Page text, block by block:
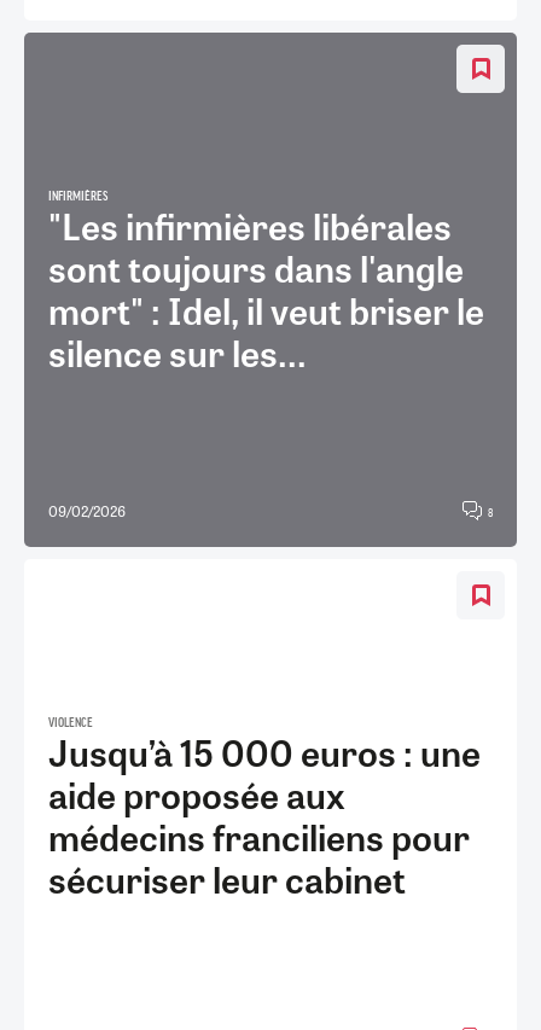
INFIRMIÈRES
"Les infirmières libérales
sont toujours dans l'angle
mort" : Idel, il veut briser le
silence sur les...
09/02/2026 8
VIOLENCE
Jusqu’à 15 000 euros : une
aide proposée aux
médecins franciliens pour
sécuriser leur cabinet